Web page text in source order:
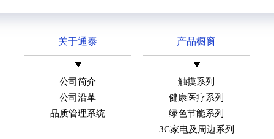
关于通泰
公司简介
公司沿革
品质管理系统
产品橱窗
触摸系列
健康医疗系列
绿色节能系列
3C家电及周边系列